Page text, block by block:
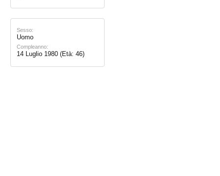
Sesso:
Uomo
Compleanno:
14 Luglio 1980 (Età: 46)